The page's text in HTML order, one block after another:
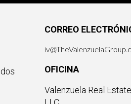
CORREO
OFICINA
Valenzuela Real